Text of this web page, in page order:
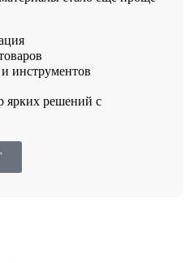
инструментов
ярких решений с